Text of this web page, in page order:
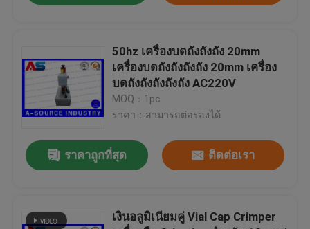
50hz เครื่องบดถังถังถัง 20mm
เครื่องบดถังถังถังถัง 20mm เครื่อง
บดถังถังถังถังถัง AC220V
MOQ：1pc
ราคา：สามารถต่อรองได้
ราคาถูกที่สุด ติดต่อเรา
เงินอลูมิเนียมคู่ Vial Cap Crimper